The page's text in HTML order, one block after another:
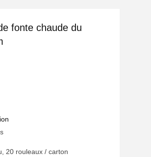
fonte chaude du
20 rouleaux / carton